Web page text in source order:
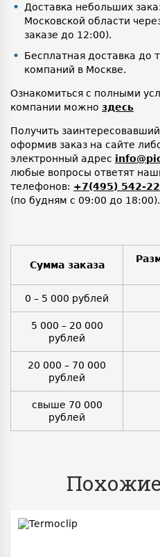
Доставка небольших
Московской области
заказе до 12:00).
Бесплатная доставка до
компаний в Москве.
Ознакомиться с полными
компании можно здесь
Получить
оформив заказ на сайте
электронный адрес
любые вопросы ответят
телефонов: +7(495) 542-
(по будням с 09:00 до 18:00).
Сумма заказа
0 – 5 000 рублей
5 000 – 20 000
рублей
20 000 – 70 000
рублей
свыше 70 000
рублей